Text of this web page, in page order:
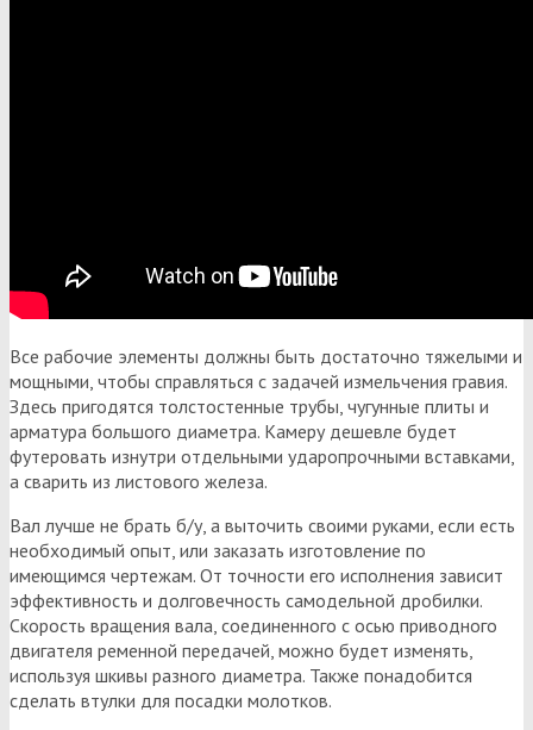
Все рабочие элементы должны быть достаточно тяжелыми и
мощными, чтобы справляться с задачей измельчения гравия.
Здесь пригодятся толстостенные трубы, чугунные плиты и
арматура большого диаметра. Камеру дешевле будет
футеровать изнутри отдельными ударопрочными вставками,
а сварить из листового железа.
Вал лучше не брать б/у, а выточить своими руками, если есть
необходимый опыт, или заказать изготовление по
имеющимся чертежам. От точности его исполнения зависит
эффективность и долговечность самодельной дробилки.
Скорость вращения вала, соединенного с осью приводного
двигателя ременной передачей, можно будет изменять,
используя шкивы разного диаметра. Также понадобится
сделать втулки для посадки молотков.